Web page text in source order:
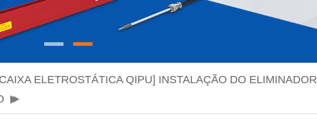
ELETROSTÁTICA QIPU] INSTALAÇÃO DO ELIMINADOR